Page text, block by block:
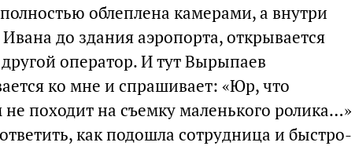
облеплена камерами, а внутри
до здания аэропорта, открывается
оператор. И тут Вырыпаев
ко мне и спрашивает: «Юр, что
походит на съемку маленького ролика…»
как подошла сотрудница и быстро-